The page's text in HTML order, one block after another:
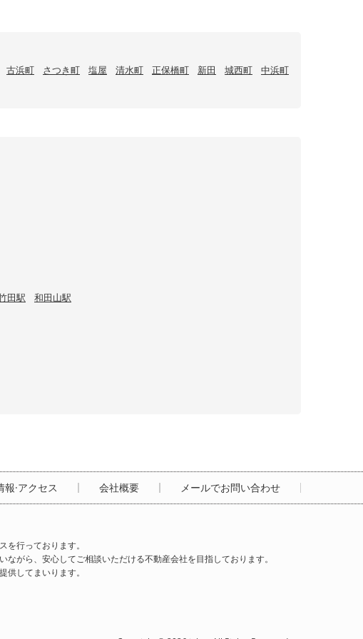
古浜町 さつき町 塩屋 清水町 正保橋町 新田 城西町
中浜町
田駅 和田山駅
報·アクセス 会社概要 メールでお問い合わせ
行っております。
がら、安心してご相談いただける不動産会社を目指しております。
してまいります。